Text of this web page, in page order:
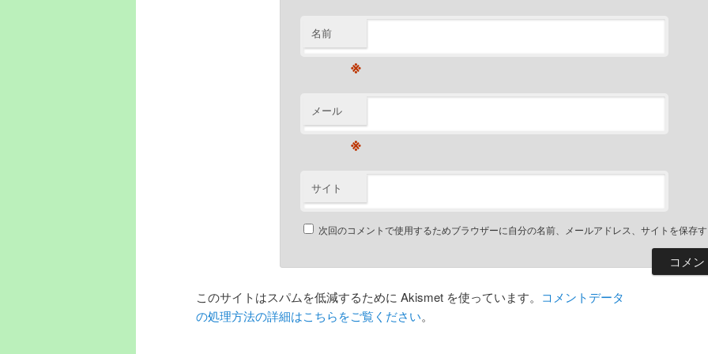
名前
※
メール
※
サイト
次回のコメントで使用するためブラウザーに自分の名前、メールアドレス、サイトを保存
このサイトはスパムを低減するために Akismet を使っています。 コメントデータ
の処理方法の詳細はこちらをご覧ください。